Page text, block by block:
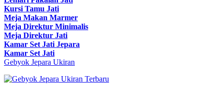
Kursi Tamu Jati
Meja Makan Marmer
Meja Direktur Minimalis
Meja Direktur Jati
Kamar Set Jati Jepara
Kamar Set Jati
Gebyok Jepara Ukiran